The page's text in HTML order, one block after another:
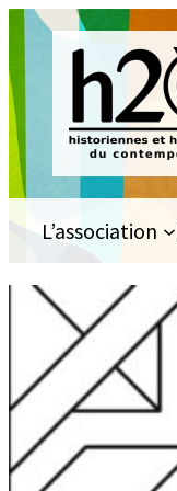
Aller
au
contenu
L’association